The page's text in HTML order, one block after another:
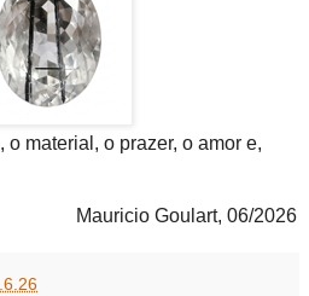
material, o prazer, o amor e,
Mauricio Goulart, 06/2026